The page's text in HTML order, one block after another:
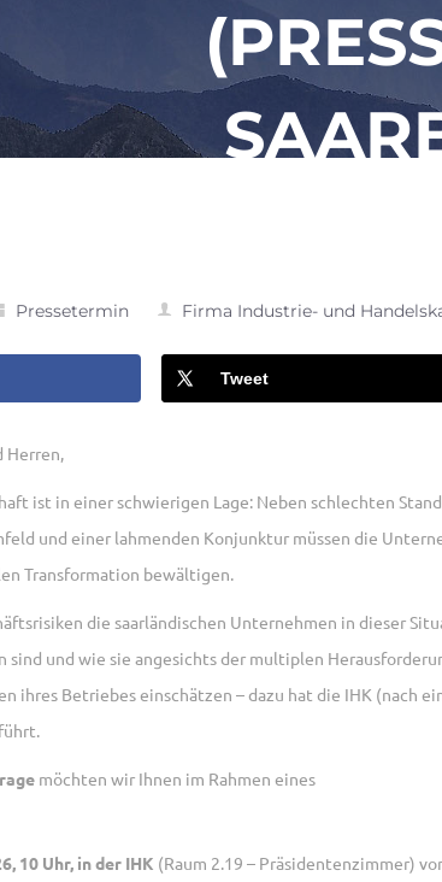
Pressetermin Firma Industrie- und
Tweet
Herren,
ist in einer schwierigen Lage: Neben schlechten
und einer lahmenden Konjunktur müssen die
Transformation bewältigen.
die saarländischen Unternehmen in dieser
sind und wie sie angesichts der multiplen
ihres Betriebes einschätzen – dazu hat die IHK (nach
möchten wir Ihnen im Rahmen eines
10 Uhr, in der IHK (Raum 2.19 – Präsidentenzimmer)